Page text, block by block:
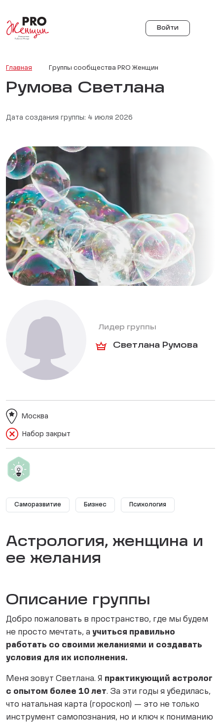
Войти
Главная Группы сообщества PRO Женщин
Румова Светлана
Дата создания группы: 4 июля 2026
Лидер группы
Светлана Румова
Набор закрыт
Москва
Саморазвитие Бизнес Психология
Астрология, женщина и
ее желания
Описание группы
Добро пожаловать в пространство, где мы будем
не просто мечтать, а учиться правильно
работать со своими желаниями и создавать
условия для их исполнения.
Меня зовут Светлана. Я практикующий астролог
с опытом более 10 лет. За эти годы я убедилась,
что натальная карта (гороскоп) — это не только
инструмент самопознания, но и ключ к пониманию